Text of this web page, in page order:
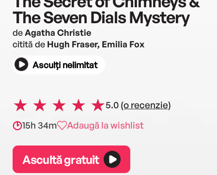
The Seven Dials Mystery
deAgatha Christie
citită de Hugh Fraser, Emilia Fox
Asculți nelimitat
5.0 (o recenzie)
15h 34m
Adaugă la wishlist
Ascultă gratuit